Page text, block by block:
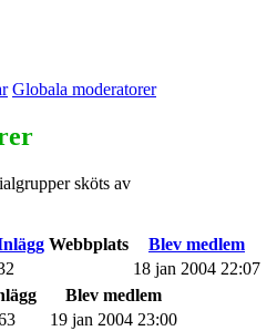
Globala moderatorer
sköts av
Webbplats
Blev medlem
18 jan 2004 22:07
Blev medlem
19 jan 2004 23:00